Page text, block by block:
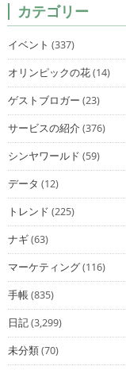
カテゴリー
イベント (337)
オリンピックの花(14)
ゲストブロガー (23)
サービスの紹介(376)
シンヤワールド (59)
データ (12)
トレンド (225)
ナギ(63)
マーケティング(116)
手帳(835)
日記(3,299)
未分類(70)